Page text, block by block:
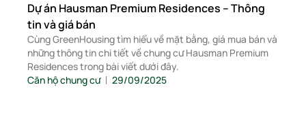
Dự án Hausman Premium Residences – Thông
tin và giá bán
Cùng GreenHousing tìm hiểu về mặt bằng, giá mua bán và
những thông tin chi tiết về chung cư Hausman Premium
Residences trong bài viết dưới đây.
Căn hộ chung cư
29/09/2025